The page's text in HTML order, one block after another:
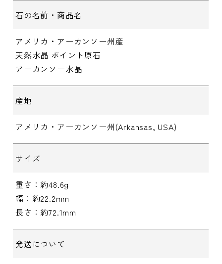
石の名前・商品名
アメリカ・アーカンソー州産
天然水晶 ポイント原石
アーカンソー水晶
産地
アメリカ・アーカンソー州(Arkansas, USA)
サイズ
重さ：約48.6g
幅：約22.2mm
長さ：約72.1mm
発送について